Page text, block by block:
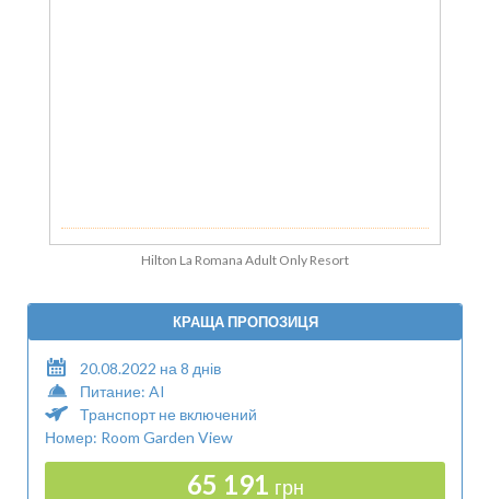
Hilton La Romana Adult Only Resort
КРАЩА ПРОПОЗИЦЯ
20.08.2022 на 8 днів
Питание: AI
Транспорт не включений
Номер: Room Garden View
65 191 грн